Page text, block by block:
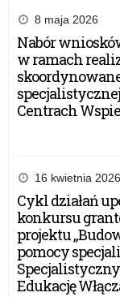
8 maja 2026
Nabór
w ramach
Centrach
16 kwietnia 2026
Cykl działań
konkursu
projektu
pomocy
Edukację